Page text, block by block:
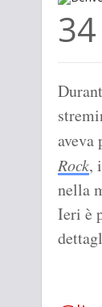
34
aveva
Rock,
nella
Ieri è